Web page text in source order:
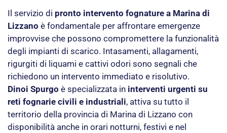
Il servizio di pronto intervento fognature a Marina di
Lizzano è fondamentale per affrontare emergenze
improvvise che possono compromettere la funzionalità
degli impianti di scarico. Intasamenti, allagamenti,
rigurgiti di liquami e cattivi odori sono segnali che
richiedono un intervento immediato e risolutivo.
Dinoi Spurgo è specializzata in interventi urgenti su
reti fognarie civili e industriali, attiva su tutto il
territorio della provincia di Marina di Lizzano con
disponibilità anche in orari notturni, festivi e nel